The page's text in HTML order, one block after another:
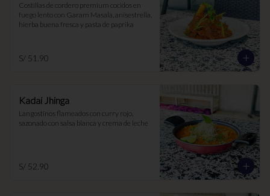
Costillas de cordero premium cocidos en
fuego lento con Garam Masala, anísestrella,
hierba buena fresca y pasta de paprika
S/ 51.90
Kadai Jhinga
Langostinos flameados con curry rojo,
sazonado con salsa blanca y crema de leche
S/ 52.90